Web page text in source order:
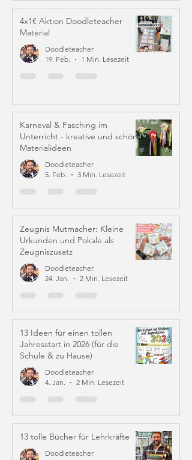
4x1€ Aktion Doodleteacher
Material
Doodleteacher
19. Feb.
1 Min. Lesezeit
Karneval & Fasching im
Unterricht - kreative und schöne
Materialideen
Doodleteacher
5. Feb.
3 Min. Lesezeit
Zeugnis Mutmacher: Kleine
Urkunden und Pokale als
Zeugniszusatz
Doodleteacher
24. Jan.
2 Min. Lesezeit
13 Ideen für einen tollen
Jahresstart in 2026 (für die
Schule & zu Hause)
Doodleteacher
4. Jan.
2 Min. Lesezeit
13 tolle Bücher für Lehrkräfte
Doodleteacher